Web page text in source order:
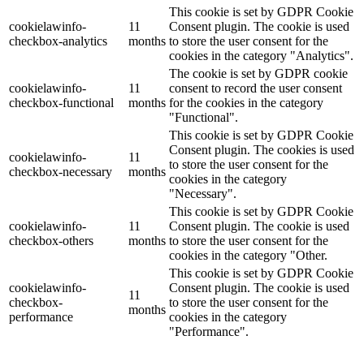
cookielawinfo-
checkbox-analytics
11
months
This cookie is set by GDPR Cookie
Consent plugin. The cookie is used
to store the user consent for the
cookies in the category "Analytics".
cookielawinfo-
checkbox-functional
11
months
The cookie is set by GDPR cookie
consent to record the user consent
for the cookies in the category
"Functional".
cookielawinfo-
checkbox-necessary
11
months
This cookie is set by GDPR Cookie
Consent plugin. The cookies is used
to store the user consent for the
cookies in the category
"Necessary".
cookielawinfo-
checkbox-others
11
months
This cookie is set by GDPR Cookie
Consent plugin. The cookie is used
to store the user consent for the
cookies in the category "Other.
cookielawinfo-
checkbox-
performance
11
months
This cookie is set by GDPR Cookie
Consent plugin. The cookie is used
to store the user consent for the
cookies in the category
"Performance".